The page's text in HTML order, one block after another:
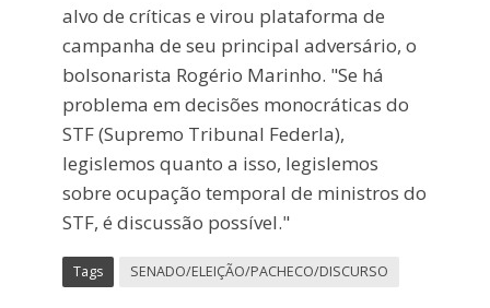
alvo de críticas e virou plataforma de
campanha de seu principal adversário, o
bolsonarista Rogério Marinho. "Se há
problema em decisões monocráticas do
STF (Supremo Tribunal Federla),
legislemos quanto a isso, legislemos
sobre ocupação temporal de ministros do
STF, é discussão possível."
Tags SENADO/ELEIÇÃO/PACHECO/DISCURSO